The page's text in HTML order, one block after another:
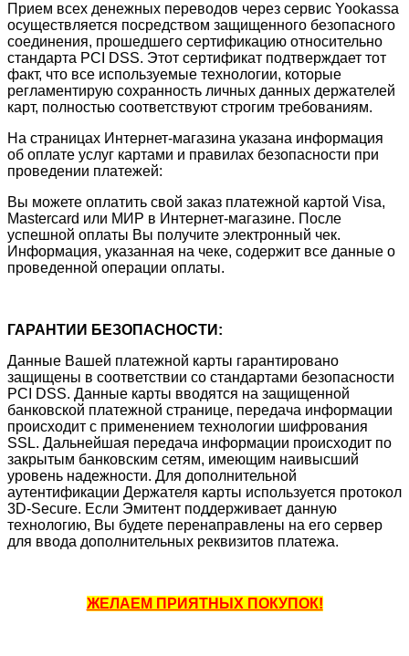
Прием всех денежных переводов через сервис Yookassa
осуществляется посредством защищенного безопасного
соединения, прошедшего сертификацию относительно
стандарта PCI DSS. Этот сертификат подтверждает тот
факт, что все используемые технологии, которые
регламентирую сохранность личных данных держателей
карт, полностью соответствуют строгим требованиям.
На страницах Интернет-магазина указана информация
об оплате услуг картами и правилах безопасности при
проведении платежей:
Вы можете оплатить свой заказ платежной картой Visa,
Mastercard или МИР в Интернет-магазине. После
успешной оплаты Вы получите электронный чек.
Информация, указанная на чеке, содержит все данные о
проведенной операции оплаты.
ГАРАНТИИ БЕЗОПАСНОСТИ:
Данные Вашей платежной карты гарантировано
защищены в соответствии со стандартами безопасности
PCI DSS. Данные карты вводятся на защищенной
банковской платежной странице, передача информации
происходит с применением технологии шифрования
SSL. Дальнейшая передача информации происходит по
закрытым банковским сетям, имеющим наивысший
уровень надежности. Для дополнительной
аутентификации Держателя карты используется протокол
3D-Secure. Если Эмитент поддерживает данную
технологию, Вы будете перенаправлены на его сервер
для ввода дополнительных реквизитов платежа.
ЖЕЛАЕМ ПРИЯТНЫХ ПОКУПОК!